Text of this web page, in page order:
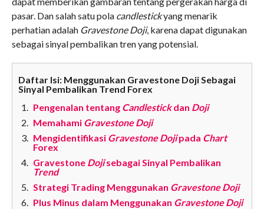
pasar. Dan salah satu pola candlestickyang menarik
perhatian adalah Gravestone Doji, karena dapat digunakan
sebagai sinyal pembalikan tren yang potensial.
Daftar Isi: Menggunakan Gravestone Doji Sebagai
Sinyal Pembalikan Trend Forex
Pengenalan tentang Candlestickdan Doji
Memahami Gravestone Doji
Mengidentifikasi Gravestone Dojipada Chart
Forex
Gravestone Dojisebagai Sinyal Pembalikan
Trend
Strategi Trading Menggunakan Gravestone Doji
Plus Minus dalam Menggunakan Gravestone Doji